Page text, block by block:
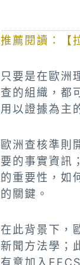
推薦閱讀：【
只要是在歐洲
查的組織，都
用以證據為主
歐洲查核準則
要的事實資訊
的重要性，如
的關鍵。
在此背景下，
新聞方法學；
有意加入